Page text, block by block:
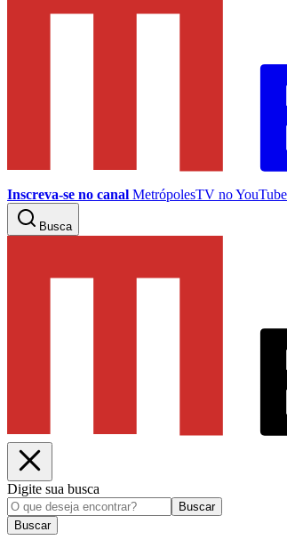
Inscreva-se no canal MetrópolesTV noYouTube
Busca
Digite sua busca
Buscar
Buscar